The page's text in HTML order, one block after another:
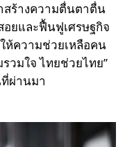
ร้างความตื่นตาตื่น
อยและฟื้นฟูเศรษฐกิจ
ห้ความช่วยเหลือคน
วมใจ ไทยช่วยไทย”
ผ่านมา